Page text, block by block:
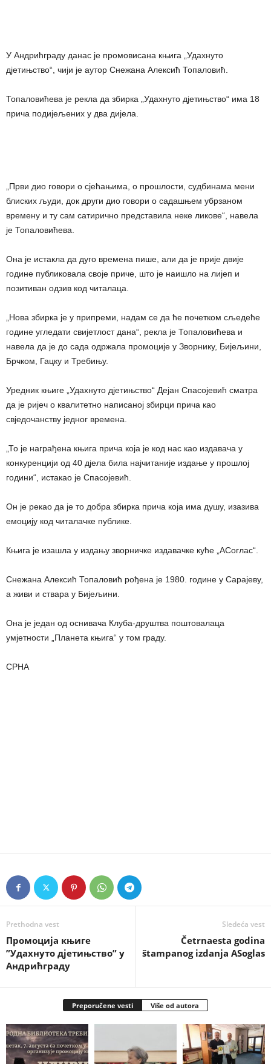
У Андрићграду данас је промовисана књига „Удахнуто
дјетињство“, чији је аутор Снежана Алексић Топаловић.
Топаловићева је рекла да збирка „Удахнуто дјетињство“ има 18
прича подијељених у два дијела.
„Први дио говори о сјећањима, о прошлости, судбинама мени
блиских људи, док други дио говори о садашњем убрзаном
времену и ту сам сатирично представила неке ликове“, навела
је Топаловићева.
Она је истакла да дуго времена пише, али да је прије двије
године публиковала своје приче, што је наишло на лијеп и
позитиван одзив код читалаца.
„Нова збирка је у припреми, надам се да ће почетком сљедеће
године угледати свијетлост дана“, рекла је Топаловићева и
навела да је до сада одржала промоције у Зворнику, Бијељини,
Брчком, Гацку и Требињу.
Уредник књиге „Удахнуто дјетињство“ Дејан Спасојевић сматра
да је ријеч о квалитетно написаној збирци прича као
свједочанству једног времена.
„То је награђена књига прича која је код нас као издавача у
конкуренцији од 40 дјела била најчитаније издање у прошлој
години“, истакао је Спасојевић.
Он је рекао да је то добра збирка прича која има душу, изазива
емоцију код читалачке публике.
Књига је изашла у издању зворничке издавачке куће „АСоглас“.
Снежана Алексић Топаловић рођена је 1980. године у Сарајеву,
а живи и ствара у Бијељини.
Она је један од оснивача Клуба-друштва поштовалаца
умјетности „Планета књига“ у том граду.
СРНА
Prethodna vest
Промоција књиге
”Удахнуто дјетињство” у
Андрићграду
Sledeća vest
Četrnaesta godina
štampanog izdanja ASoglas
Preporučene vesti Više od autora